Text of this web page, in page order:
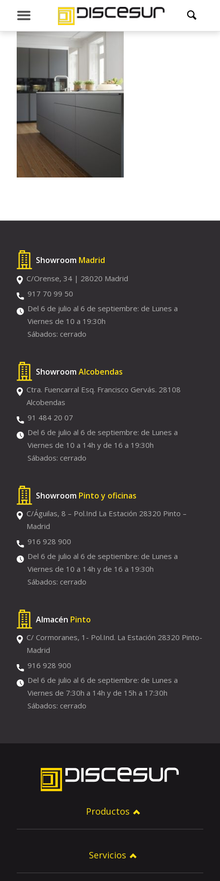
Showroom Madrid
C/Orense, 34 | 28020 Madrid
917 70 99 50
Del 6 de julio al 6 de septiembre: de Lunes a
Viernes de 10 a 19:30h
Sábados: cerrado
Showroom Alcobendas
Ctra. Fuencarral Esq. Francisco Gervás. 28108
Alcobendas
91 484 20 07
Del 6 de julio al 6 de septiembre: de Lunes a
Viernes de 10 a 14h y de 16 a 19:30h
Sábados: cerrado
Showroom Pinto y oficinas
C/Águilas, 8 – Pol.Ind La Estación 28320 Pinto –
Madrid
916 928 900
Del 6 de julio al 6 de septiembre: de Lunes a
Viernes de 10 a 14h y de 16 a 19:30h
Sábados: cerrado
Almacén Pinto
C/ Cormoranes, 1- Pol.Ind. La Estación 28320 Pinto-
Madrid
916 928 900
Del 6 de julio al 6 de septiembre: de Lunes a
Viernes de 7:30h a 14h y de 15h a 17:30h
Sábados: cerrado
Productos
Servicios